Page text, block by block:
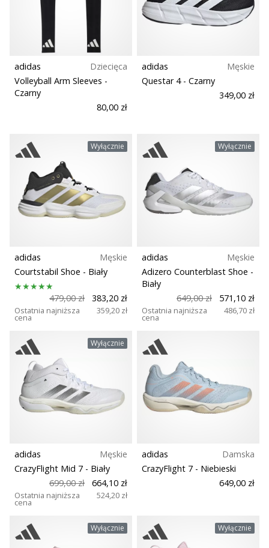
adidas
Dziecięca
Volleyball Arm Sleeves -
Czarny
80,00 zł
adidas
Męskie
Questar 4 - Czarny
349,00 zł
Wyłącznie
adidas
Męskie
Courtstabil Shoe - Biały
479,00 zł 383,20 zł
Ostatnia najniższa
cena
359,20 zł
Wyłącznie
adidas
Męskie
Adizero Counterblast Shoe -
Biały
649,00 zł
571,10 zł
Ostatnia najniższa
cena
486,70 zł
Wyłącznie
adidas
Męskie
CrazyFlight Mid 7 - Biały
699,00 zł
664,10 zł
Ostatnia najniższa
cena
524,20 zł
adidas
Damska
CrazyFlight 7 - Niebieski
649,00 zł
Wyłącznie Wyłącznie